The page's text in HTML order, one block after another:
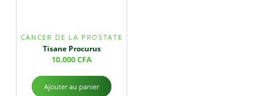
CANCER DE LA PROSTATE
Tisane Procurus
10.000CFA
Ajouter au panier